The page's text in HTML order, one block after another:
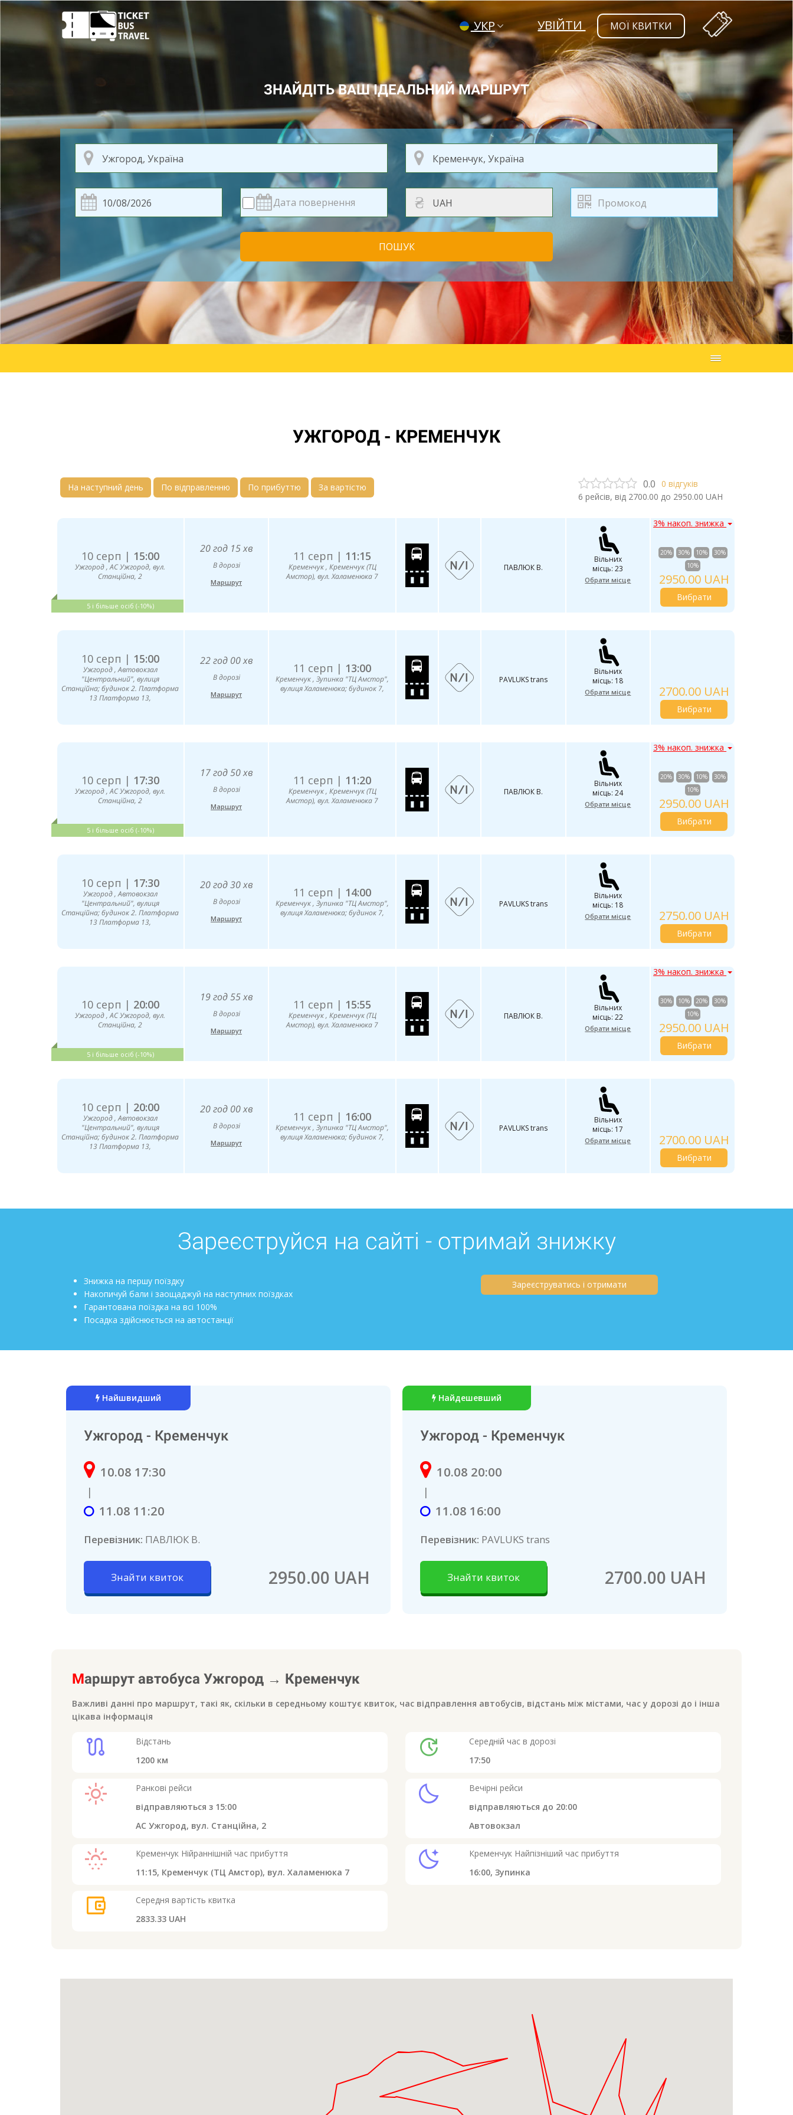
УКР
ENG
РУС
УВІЙТИ МОЇ КВИТКИ
ЗНАЙДІТЬ ВАШ ІДЕАЛЬНИЙ МАРШРУТ
₴
ПОШУК
УЖГОРОД - КРЕМЕНЧУК
На наступний день По відправленню По прибуттю За вартістю 0.0 0 відгуків
6 рейсів, від 2700.00 до 2950.00 UAH
10 серп | 15:00
Ужгород , АС Ужгород, вул.
Станційна, 2
5 і більше осіб (-10%)
20 год 15 хв
В дорозі
Маршрут
11 серп | 11:15
Кременчук , Кременчук (ТЦ
Амстор), вул. Халаменюка 7
ПАВЛЮК В.
Вільних
місць: 23
Обрати місце
3% накоп. знижка
20% 30% 10%
30%
10%
2950.00 UAH
Вибрати
10 серп | 15:00
Ужгород , Автовокзал
"Центральний", вулиця
Станційна; будинок 2. Платформа
13 Платформа 13,
22 год 00 хв
В дорозі
Маршрут
11 серп | 13:00
Кременчук , Зупинка "ТЦ Амстор",
вулиця Халаменюка; будинок 7,
PAVLUKS trans
Вільних
місць: 18
Обрати місце 2700.00 UAH
Вибрати
10 серп | 17:30
Ужгород , АС Ужгород, вул.
Станційна, 2
5 і більше осіб (-10%)
17 год 50 хв
В дорозі
Маршрут
11 серп | 11:20
Кременчук , Кременчук (ТЦ
Амстор), вул. Халаменюка 7
ПАВЛЮК В.
Вільних
місць: 24
Обрати місце
3% накоп. знижка
20% 30% 10%
30%
10%
2950.00 UAH
Вибрати
10 серп | 17:30
Ужгород , Автовокзал
"Центральний", вулиця
Станційна; будинок 2. Платформа
13 Платформа 13,
20 год 30 хв
В дорозі
Маршрут
11 серп | 14:00
Кременчук , Зупинка "ТЦ Амстор",
вулиця Халаменюка; будинок 7,
PAVLUKS trans
Вільних
місць: 18
Обрати місце 2750.00 UAH
Вибрати
10 серп | 20:00
Ужгород , АС Ужгород, вул.
Станційна, 2
5 і більше осіб (-10%)
19 год 55 хв
В дорозі
Маршрут
11 серп | 15:55
Кременчук , Кременчук (ТЦ
Амстор), вул. Халаменюка 7
ПАВЛЮК В.
Вільних
місць: 22
Обрати місце
3% накоп. знижка
30% 10% 20%
30%
10%
2950.00 UAH
Вибрати
10 серп | 20:00
Ужгород , Автовокзал
"Центральний", вулиця
Станційна; будинок 2. Платформа
13 Платформа 13,
20 год 00 хв
В дорозі
Маршрут
11 серп | 16:00
Кременчук , Зупинка "ТЦ Амстор",
вулиця Халаменюка; будинок 7,
PAVLUKS trans
Вільних
місць: 17
Обрати місце 2700.00 UAH
Вибрати
Зареєструйся на сайті - отримай знижку
Знижка на першу поїздку
Накопичуй бали і заощаджуй на наступних поїздках
Гарантована поїздка на всі 100%
Посадка здійснюється на автостанції
Зареєструватись і отримати
Найшвидший
Ужгород - Кременчук
10.08 17:30
|
11.08 11:20
Перевізник: ПАВЛЮК В.
Знайти квиток 2950.00 UAH
Найдешевший
Ужгород - Кременчук
10.08 20:00
|
11.08 16:00
Перевізник: PAVLUKS trans
Знайти квиток 2700.00 UAH
Маршрут автобуса Ужгород → Кременчук
Важливі данні про маршрут, такі як, скільки в середньому коштує квиток, час відправлення автобусів, відстань між містами, час у дорозі до і інша
цікава інформація
route
Відстань
1200км
light_mode
Ранкові рейси
відправляються з 15:00
АС Ужгород, вул. Станційна, 2
sunny_snowing КременчукНійраннішній час прибуття
11:15, Кременчук (ТЦ Амстор), вул. Халаменюка 7
account_balance_wallet
Середня вартість квитка
2833.33 UAH
update
Середній час в дорозі
17:50
clear_night
Вечірні рейси
відправляються до 20:00
Автовокзал
sleep КременчукНайпізніший час прибуття
16:00, Зупинка